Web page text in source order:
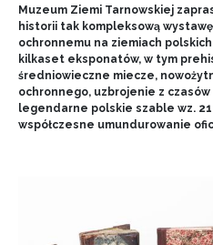
Muzeum Ziemi Tarnowskiej
historii tak kompleksową
ochronnemu na ziemiach
kilkaset eksponatów, w tym
średniowieczne miecze,
ochronnego, uzbrojenie z
legendarne polskie szable wz. 21
współczesne umundurowanie